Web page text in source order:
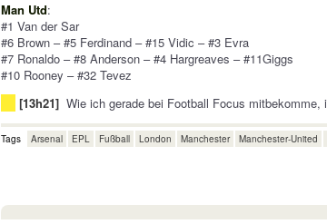
Man Utd:
#1 Van der Sar
#6 Brown – #5 Ferdinand – #15 Vidic – #3 Evra
#7 Ronaldo – #8 Anderson – #4 Hargreaves – #11Giggs
#10 Rooney – #32 Tevez
[13h21] Wie ich gerade bei Football Focus
Tags Arsenal EPL Fußball London Manchester Manchester-United